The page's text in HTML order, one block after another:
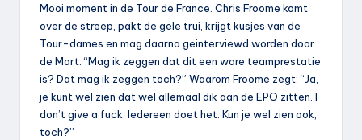
Mooi moment in de Tour de France. Chris Froome komt
over de streep, pakt de gele trui, krijgt kusjes van de
Tour-dames en mag daarna geinterviewd worden door
de Mart. “Mag ik zeggen dat dit een ware teamprestatie
is? Dat mag ik zeggen toch?” Waarom Froome zegt: “Ja,
je kunt wel zien dat wel allemaal dik aan de EPO zitten. I
don’t give a fuck. Iedereen doet het. Kun je wel zien ook,
toch?”